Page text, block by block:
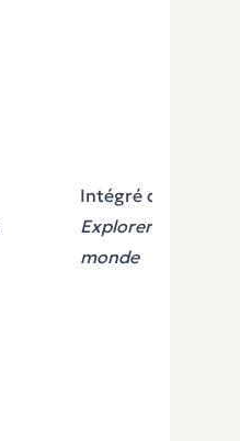
Intégré dans
Explorer le
monde